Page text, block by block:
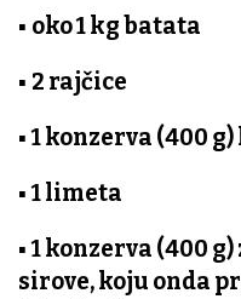
▪ oko 1 kg batata
▪ 2 rajčice
▪1 konzerva (400
▪1 limeta
▪1 konzerva (400 g)
sirove, koju onda